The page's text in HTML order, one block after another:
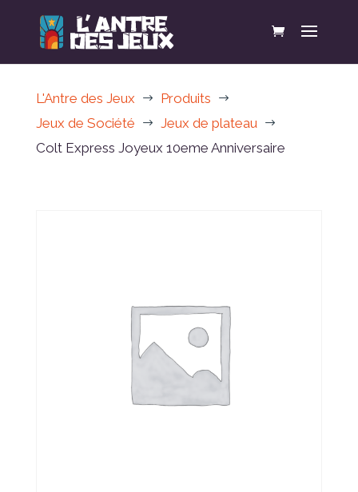
L'Antre des Jeux $ Produits $
Jeux de Société $ Jeux de plateau $
Colt Express Joyeux 10eme Anniversaire